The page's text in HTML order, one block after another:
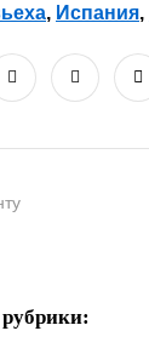
, Испания,
рубрики: